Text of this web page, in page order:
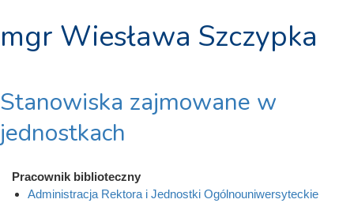
mgr Wiesława Szczypka
Stanowiska zajmowane w
jednostkach
Pracownik biblioteczny
Administracja Rektora i Jednostki Ogólnouniwersyteckie